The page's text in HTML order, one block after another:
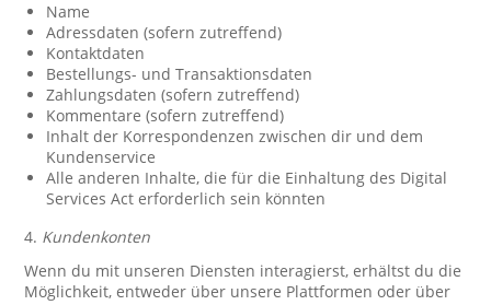
Name
Adressdaten (sofern zutreffend)
Kontaktdaten
Bestellungs- und Transaktionsdaten
Zahlungsdaten (sofern zutreffend)
Kommentare (sofern zutreffend)
Inhalt der Korrespondenzen zwischen dir und dem
Kundenservice
Alle anderen Inhalte, die für die Einhaltung des Digital
Services Act erforderlich sein könnten
4. Kundenkonten
Wenn du mit unseren Diensten interagierst, erhältst du die
Möglichkeit, entweder über unsere Plattformen oder über